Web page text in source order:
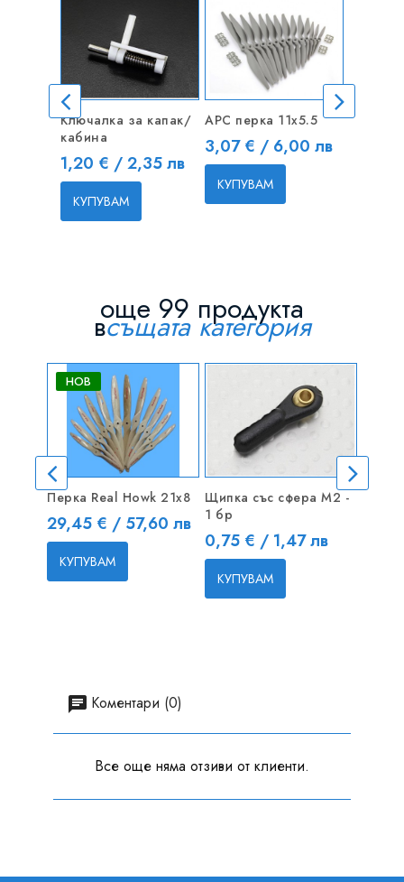
Ключалка за капак/
кабина
Цена
1,20 € / 2,35 лв
КУПУВАМ
APC перка 11x5.5
Цена
3,07 € / 6,00 лв
КУПУВАМ
още 99 продукта
всъщата категория
НОВ
Перка Real Howk 21x8
Цена
29,45 € / 57,60 лв
КУПУВАМ
Щипка със сфера M2 -
1 бр
Цена
0,75 € / 1,47 лв
КУПУВАМ
Коментари (0)
Все още няма отзиви от клиенти.